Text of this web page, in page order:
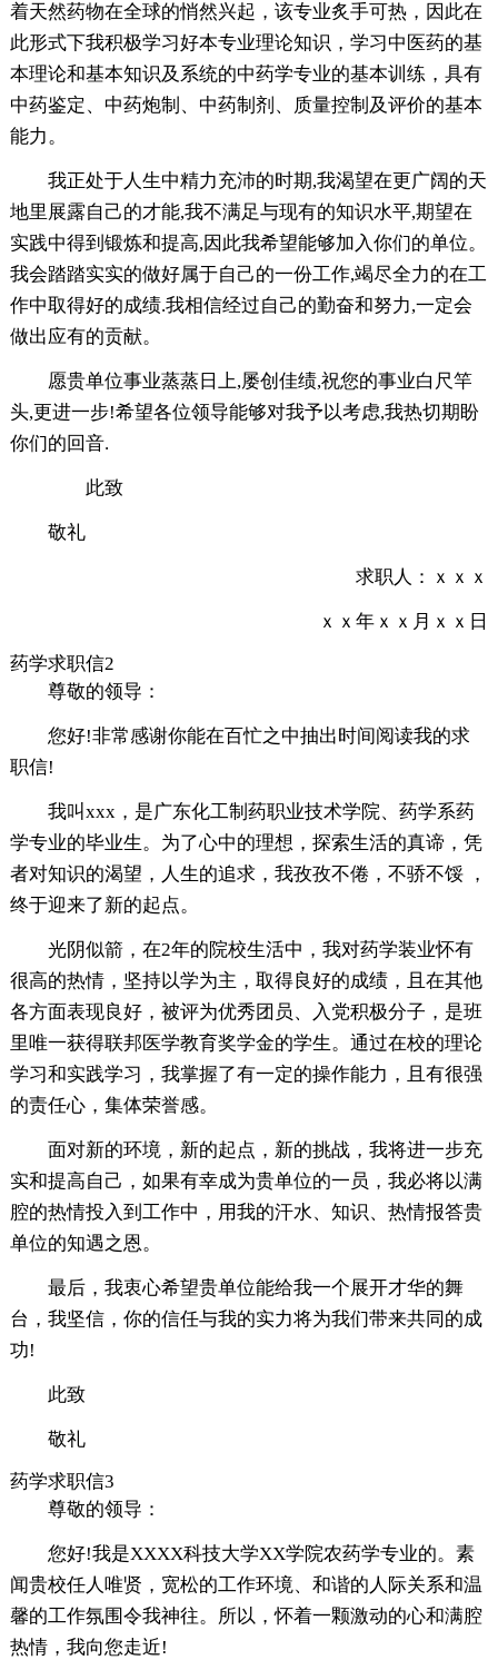
着天然药物在全球的悄然兴起，该专业炙手可热，因此在
此形式下我积极学习好本专业理论知识，学习中医药的基
本理论和基本知识及系统的中药学专业的基本训练，具有
中药鉴定、中药炮制、中药制剂、质量控制及评价的基本
能力。
我正处于人生中精力充沛的时期,我渴望在更广阔的天
地里展露自己的才能,我不满足与现有的知识水平,期望在
实践中得到锻炼和提高,因此我希望能够加入你们的单位。
我会踏踏实实的做好属于自己的一份工作,竭尽全力的在工
作中取得好的成绩.我相信经过自己的勤奋和努力,一定会
做出应有的贡献。
愿贵单位事业蒸蒸日上,屡创佳绩,祝您的事业白尺竿
头,更进一步!希望各位领导能够对我予以考虑,我热切期盼
你们的回音.
此致
敬礼
求职人：ｘｘｘ
ｘｘ年ｘｘ月ｘｘ日
药学求职信2
尊敬的领导：
您好!非常感谢你能在百忙之中抽出时间阅读我的求
职信!
我叫xxx，是广东化工制药职业技术学院、药学系药
学专业的毕业生。为了心中的理想，探索生活的真谛，凭
者对知识的渴望，人生的追求，我孜孜不倦，不骄不馁 ，
终于迎来了新的起点。
光阴似箭，在2年的院校生活中，我对药学装业怀有
很高的热情，坚持以学为主，取得良好的成绩，且在其他
各方面表现良好，被评为优秀团员、入党积极分子，是班
里唯一获得联邦医学教育奖学金的学生。通过在校的理论
学习和实践学习，我掌握了有一定的操作能力，且有很强
的责任心，集体荣誉感。
面对新的环境，新的起点，新的挑战，我将进一步充
实和提高自己，如果有幸成为贵单位的一员，我必将以满
腔的热情投入到工作中，用我的汗水、知识、热情报答贵
单位的知遇之恩。
最后，我衷心希望贵单位能给我一个展开才华的舞
台，我坚信，你的信任与我的实力将为我们带来共同的成
功!
此致
敬礼
药学求职信3
尊敬的领导：
您好!我是XXXX科技大学XX学院农药学专业的。素
闻贵校任人唯贤，宽松的工作环境、和谐的人际关系和温
馨的工作氛围令我神往。所以，怀着一颗激动的心和满腔
热情，我向您走近!